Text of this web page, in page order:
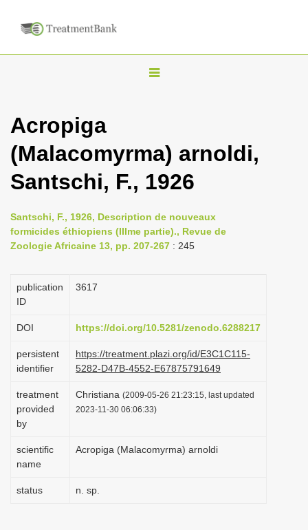
T
l
n
v
i
i
n
Acropiga
(Malacomyrma) arnoldi,
Santschi, F., 1926
Santschi, F., 1926, Description de nouveaux
formicides éthiopiens (IIIme partie)., Revue de
Zoologie Africaine 13, pp. 207-267 : 245
publication
ID
3617
DOI https://doi.org/10.5281/zenodo.6288217
persistent
identifier
https://treatment.plazi.org/id/E3C1C115-
5282-D47B-4552-E67875791649
treatment
provided
by
Christiana (2009-05-26 21:23:15, last updated
2023-11-30 06:06:33)
scientific
name
Acropiga (Malacomyrma) arnoldi
status n. sp.